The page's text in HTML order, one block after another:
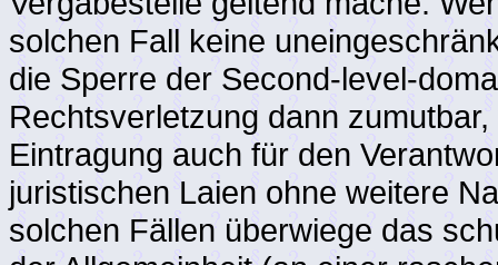
solchen Fall keine
die Sperre der Second-level-
Rechtsverletzung dann
Eintragung auch für den
juristischen Laien ohne weitere
solchen Fällen überwiege das